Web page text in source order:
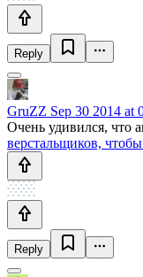
Reply
GruZZ Sep 30 2014 at
Очень удивился, что
верстальщиков,
Reply